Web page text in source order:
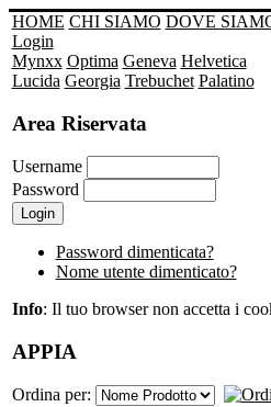
HOME CHI SIAMO DOVE
Login
Mynxx Optima Geneva Helvetica
Lucida Georgia Trebuchet Palatino
Area Riservata
Username
Password
Password dimenticata?
Nome utente dimenticato?
Info: Il tuo browser non accetta i
APPIA
Ordina per: